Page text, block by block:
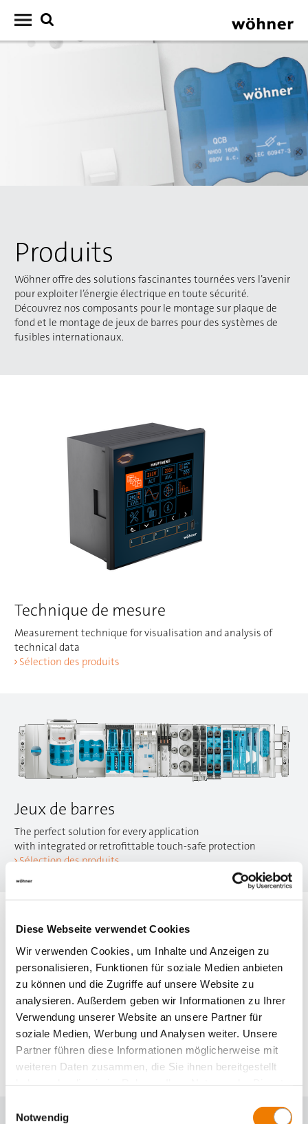
Diese Webseite verwendet Cookies
Wir verwenden Cookies, um Inhalte und Anzeigen zu
personalisieren, Funktionen für soziale Medien anbieten
zu können und die Zugriffe auf unsere Website zu
analysieren. Außerdem geben wir Informationen zu Ihrer
Verwendung unserer Website an unsere Partner für
soziale Medien, Werbung und Analysen weiter. Unsere
Partner führen diese Informationen möglicherweise mit
weiteren Daten zusammen, die Sie ihnen bereitgestellt
Notwendig
Produits
Wöhner offre des solutions fascinantes tournées vers l’avenir
pour exploiter l’énergie électrique en toute sécurité.
Découvrez nos composants pour le montage sur plaque de
fond et le montage de jeux de barres pour des systèmes de
fusibles internationaux.
Technique de mesure
Measurement technique for visualisation and analysis of
technical data
Sélection des produits
Jeux de barres
The perfect solution for every application
with integrated or retrofittable touch-safe protection
Sélection des produits
Panel, porte fusible
Produits pour plaque de montage ou rail DIN
Sélection des produits